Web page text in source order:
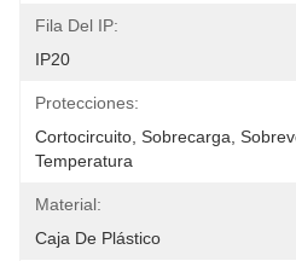
Fila Del IP:
IP20
Protecciones:
Cortocircuito, Sobrecarga,
Temperatura
Material:
Caja De Plástico